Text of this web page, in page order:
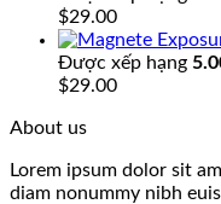
$29.00
Được xếp hạng
$29.00
About us
Lorem ipsum dolor sit
diam nonummy nibh